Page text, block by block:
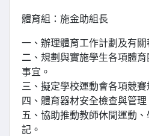
體育組：施金助組長
一、辦理體育工作計劃及有關
二、規劃與實施學生各項體
事宜。
三、擬定學校運動會各項競賽
四、體育器材安全檢查與管理
五、協助推動教師休閒運動
記。